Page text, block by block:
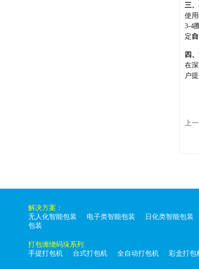
三
使用
3-4
定
四
在
户
上
解决方案：
无人化智能包装
电子类智能包装 日化类智能包装
包装
打包缠绕码垛系列
手提打包机
台式打包机 全自动打包机 彩盒打包